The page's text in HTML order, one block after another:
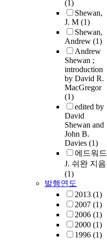
(1)
Shewan,
J. M (1)
Shewan,
Andrew (1)
Andrew
Shewan ;
introduction
by David R.
MacGregor
(1)
edited by
David
Shewan and
John B.
Davies (1)
에드워드
J. 쉬완 지음
(1)
발행연도
2013 (1)
2007 (1)
2006 (1)
2000 (1)
1996 (1)